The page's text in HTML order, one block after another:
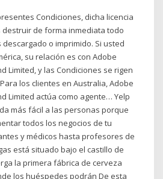
Condiciones, dicha licencia
de forma inmediata todo
o imprimido. Si usted
su relación es con Adobe
Limited, y las Condiciones se rigen
los clientes en Australia, Adobe
Limited actúa como agente… Yelp
más fácil a las personas porque
todos los negocios de tu
y médicos hasta profesores de
está situado bajo el castillo de
la primera fábrica de cerveza
los huéspedes podrán De esta